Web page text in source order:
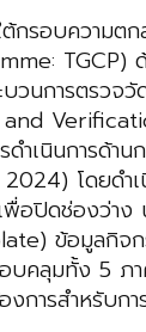
กรอบความ
TGCP)
วนการตร
ำเนินการด้
โดยดำ
อปิดช่องว่า
ข้อมูลกิจก
ลุมทั้ง 5 ภ
ารสำหรับกา